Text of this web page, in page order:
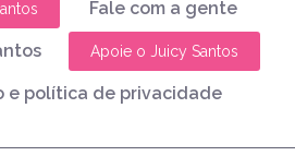
Fale com a gente
Apoie o Juicy Santos
e política de privacidade